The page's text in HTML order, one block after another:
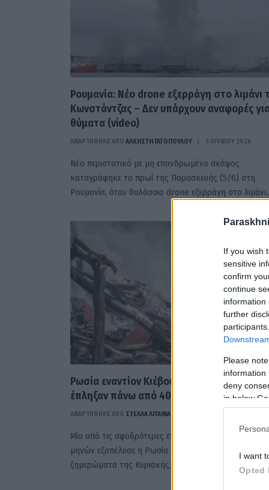
If you wish
sensitive
confirm
continue
information
further
Please
information
deny
in below
I want
Opted
Ρουμανία: Νέο drone εξερράγη στο λιμάνι
Κωνστάντζας – Δεν υπάρχουν αναφορές
θύματα (video)
ΑΝΑΡΤΗΘΗΚΕ ΑΠΟ ΆΛΚΗΣΤΗ ΓΑΤΟΠΟΎΛΟΥ 5 ΙΟΥΝΊΟΥ 2026
Νέο περιστατικό με μη επανδρωμένο σκάφος
καταγράφηκε το πρωί της Παρασκευής (5/6) στη
Ρουμανία, όταν θαλάσσιο drone εξερράγη στο
Ρωσία εναντίον Κιέβου: Πύραυλοι και
έπληξαν πάνω από 40 περιοχές (VIDEO)
ΑΝΑΡΤΗΘΗΚΕ ΑΠΟ ΣΤΈΛΛΑ ΛΊΤΑΙΝΑ
Μία από τις σφοδρότερες επιθέσεις των τελευταίων
μηνών εξαπέλυσε η Ρωσία κατά του Κιέβου τα
ξημερώματα της Κυριακής, με πυραύλους…